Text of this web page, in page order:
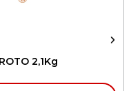
2,1Kg